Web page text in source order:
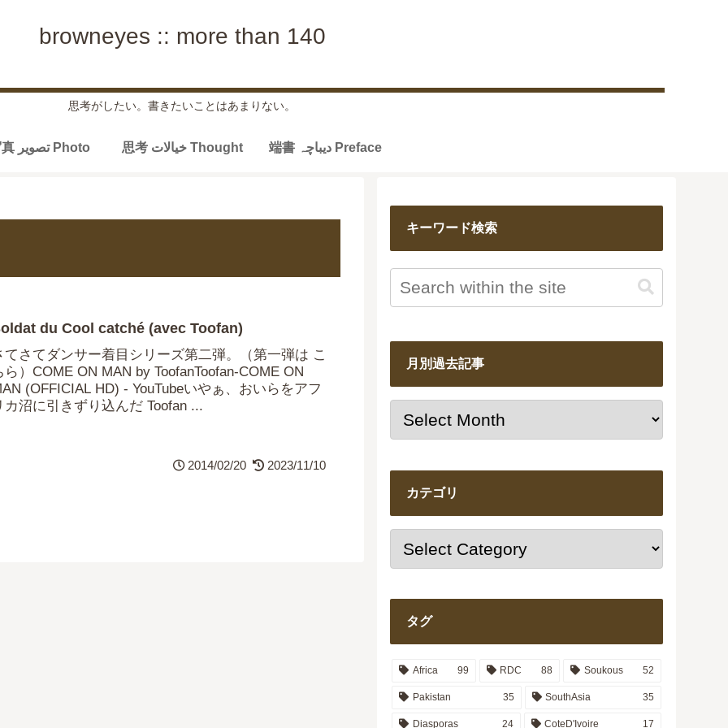
browneyes :: more than 140
思考がしたい。書きたいことはあまりない。
写真 تصویر Photo 思考 خیالات Thought 端書 دیباچہ Preface
du Cool catché (avec Toofan)
てさてダンサー着目シリーズ第二弾。（第一弾は こ
ら）COME ON MAN by ToofanToofan-COME ON
(OFFICIAL HD) - YouTubeいやぁ、おいらをアフ
カ沼に引きずり込んだ Toofan ...
2014/02/20 2023/11/10
キーワード検索
月別過去記事
カテゴリ
タグ
Africa 99 RDC 88 Soukous 52
Pakistan 35 SouthAsia 35
Diasporas 24 CoteD'Ivoire 17